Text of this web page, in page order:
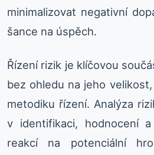
minimalizovat negativní
šance na úspěch.
Řízení rizik je klíčovou
bez ohledu na jeho
metodiku řízení. Analýza
v identifikaci, hodnocení
reakcí na potenciální